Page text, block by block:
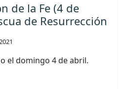
de la Fe (4 de
de Resurrección
el domingo 4 de abril.